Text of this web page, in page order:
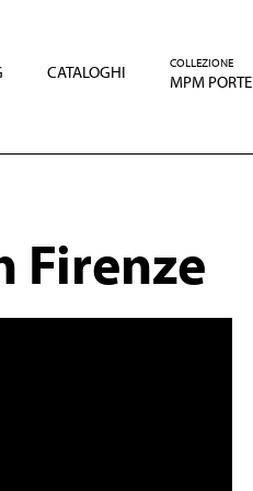
CATALOGHI COLLEZIONE
MPM PORTE
Firenze